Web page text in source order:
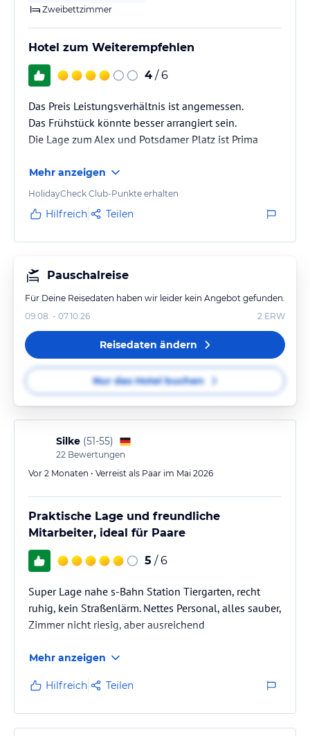
Zweibettzimmer
Hotel zum Weiterempfehlen
4 / 6
Das Preis Leistungsverhältnis ist angemessen.
Das Frühstück könnte besser arrangiert sein.
Die Lage zum Alex und Potsdamer Platz ist Prima
Mehr anzeigen
HolidayCheck Club-Punkte erhalten
Hilfreich Teilen
Pauschalreise
Für Deine Reisedaten haben wir leider kein Angebot gefunden.
09.08. - 07.10.26
2 ERW
Reisedaten ändern
Nur das Hotel buchen
Silke (51-55)
22 Bewertungen
Vor 2 Monaten • Verreist als Paar im Mai 2026
Praktische Lage und freundliche
Mitarbeiter, ideal für Paare
5 / 6
Super Lage nahe s-Bahn Station Tiergarten, recht
ruhig, kein Straßenlärm. Nettes Personal, alles sauber,
Zimmer nicht riesig, aber ausreichend
Mehr anzeigen
Hilfreich Teilen